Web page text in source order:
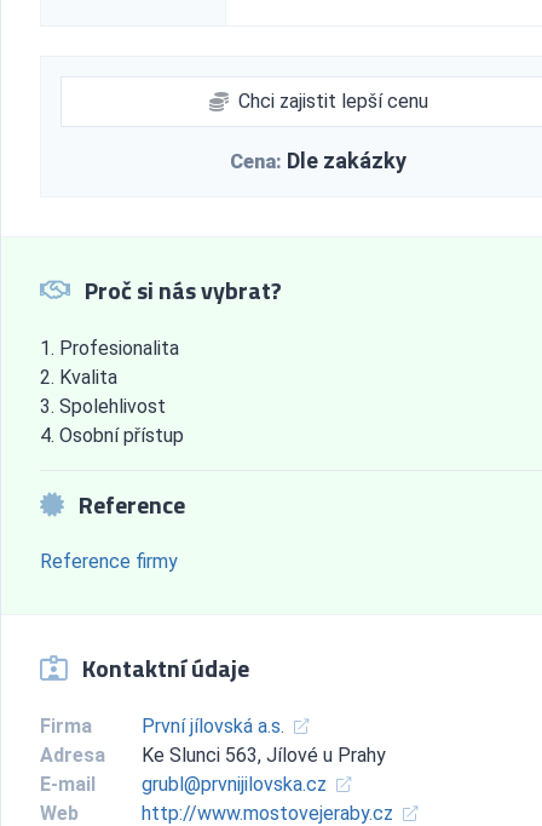
Chci zajistit lepší cenu
Cena: Dle zakázky
Proč si nás vybrat?
Profesionalita
Kvalita
Spolehlivost
Osobní přístup
Reference
Reference firmy
Kontaktní údaje
Firma
První jílovská a.s.
Adresa
Ke Slunci 563, Jílové u Prahy
E-mail
grubl@prvnijilovska.cz
Web
http://www.mostovejeraby.cz